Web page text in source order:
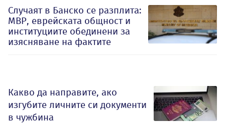
Случаят в Банско се разплита:
МВР, еврейската общност и
институциите обединени за
изясняване на фактите
Какво да направите, ако
изгубите личните си документи
в чужбина